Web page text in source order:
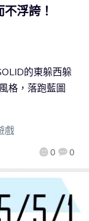
浮誇！
0 0
的東躲西躲
格，落跑藍圖
戲